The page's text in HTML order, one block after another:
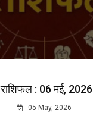
राशिफल : 06 मई, 2026
05 May, 2026